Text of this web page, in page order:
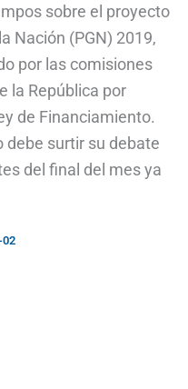
sobre el proyecto
Nación (PGN) 2019,
por las comisiones
la República por
de Financiamiento.
debe surtir su debate
del final del mes ya
02